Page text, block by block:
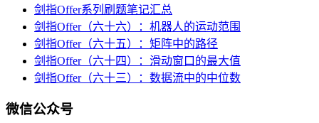
剑指Offer系列刷题笔记汇总
剑指Offer（六十六）：机器人的运动范围
剑指Offer（六十五）：矩阵中的路径
剑指Offer（六十四）：滑动窗口的最大值
剑指Offer（六十三）：数据流中的中位数
微信公众号